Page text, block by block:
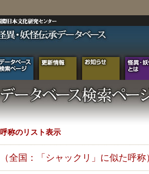
呼称のリスト表示
（全国：「シャックリ」に似た呼称